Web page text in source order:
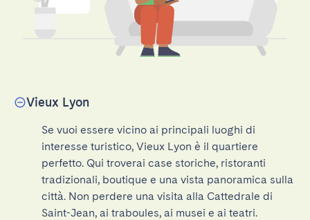
Vieux Lyon
Se vuoi essere vicino ai principali luoghi di
interesse turistico, Vieux Lyon è il quartiere
perfetto. Qui troverai case storiche, ristoranti
tradizionali, boutique e una vista panoramica sulla
città. Non perdere una visita alla Cattedrale di
Saint-Jean, ai traboules, ai musei e ai teatri.